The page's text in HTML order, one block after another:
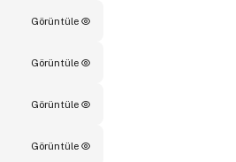
Görüntüle
Görüntüle
Görüntüle
Görüntüle